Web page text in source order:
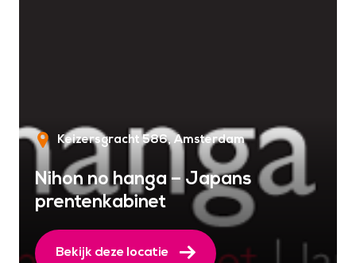
Keizersgracht 586 Amsterdam
Nihon no hanga – Japans
prentenkabinet
Bekijk deze locatie